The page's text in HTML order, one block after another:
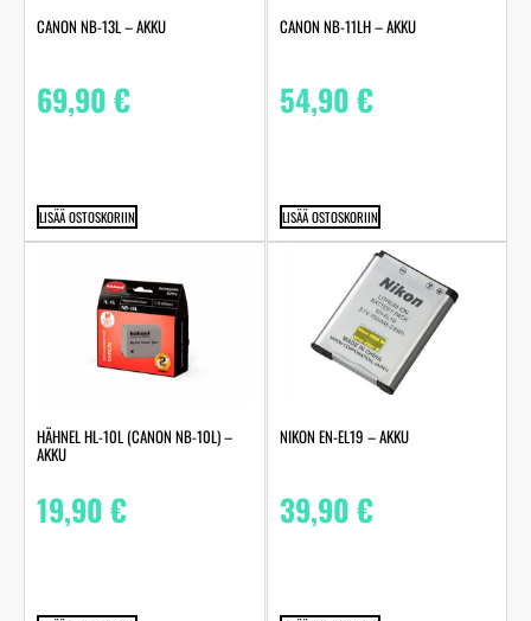
CANON NB-13L – AKKU
69,90€
LISÄÄ OSTOSKORIIN
CANON NB-11LH – AKKU
54,90€
LISÄÄ OSTOSKORIIN
HÄHNEL HL-10L (CANON NB-10L) –
AKKU
19,90€
NIKON EN-EL19 – AKKU
39,90€